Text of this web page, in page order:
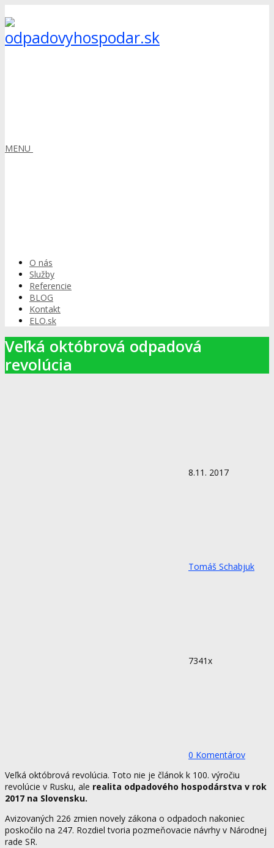
MENU
O nás
Služby
Referencie
BLOG
Kontakt
ELO.sk
Veľká októbrová odpadová
revolúcia
8.11. 2017
Tomáš Schabjuk
7341x
0 Komentárov
Veľká októbrová revolúcia. Toto nie je článok k 100. výročiu
revolúcie v Rusku, ale realita odpadového hospodárstva v rok
2017 na Slovensku.
Avizovaných 226 zmien novely zákona o odpadoch nakoniec
poskočilo na 247. Rozdiel tvoria pozmeňovacie návrhy v Národnej
rade SR.